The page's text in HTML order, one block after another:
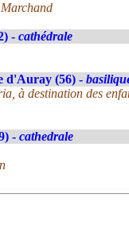
- cathédrale
d'Auray (56) -
à destination des
- cathedrale